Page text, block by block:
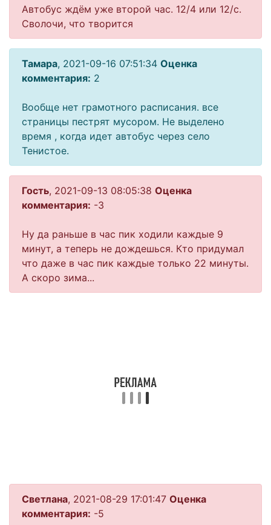
Автобус ждём уже второй час. 12/4 или 12/с.
Сволочи, что творится
Тамара, 2021-09-16 07:51:34 Оценка
комментария: 2
Вообще нет грамотного расписания. все
страницы пестрят мусором. Не выделено
время , когда идет автобус через село
Тенистое.
Гость, 2021-09-13 08:05:38 Оценка
комментария: -3
Ну да раньше в час пик ходили каждые 9
минут, а теперь не дождешься. Кто придумал
что даже в час пик каждые только 22 минуты.
А скоро зима...
Светлана, 2021-08-29 17:01:47 Оценка
комментария: -5